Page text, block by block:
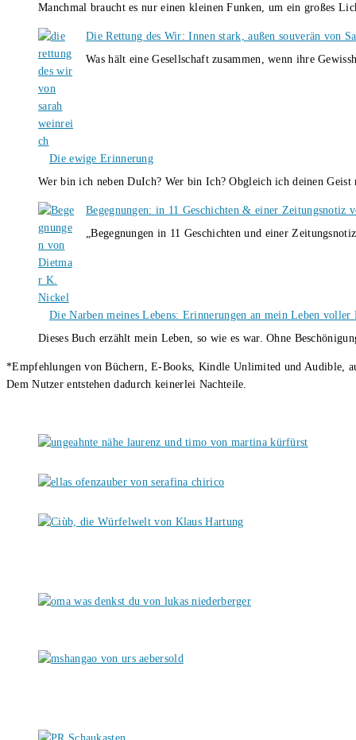
Manchmal braucht es nur einen kleinen Funken, um ein großes
Die Rettung des Wir: Innen stark, außen souverän von
Was hält eine Gesellschaft zusammen, wenn ihre
Die ewige Erinnerung
Wer bin ich neben DuIch? Wer bin Ich? Obgleich ich deinen
Begegnungen: in 11 Geschichten & einer Zeitungsnotiz
„Begegnungen in 11 Geschichten und einer
Die Narben meines Lebens: Erinnerungen an mein Leben
Dieses Buch erzählt mein Leben, so wie es war. Ohne
*Empfehlungen von Büchern, E-Books, Kindle Unlimited und Audible,
Dem Nutzer entstehen dadurch keinerlei Nachteile.